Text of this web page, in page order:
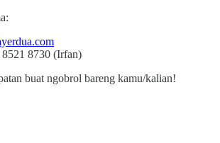
8730 (Irfan)
buat ngobrol bareng kamu/kalian!